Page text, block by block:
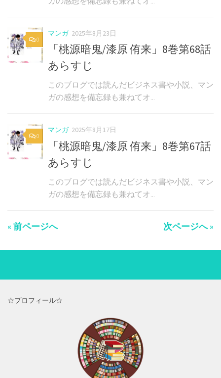
0
マンガ 2025年8月23日
「桃源暗鬼/漆原 侑来」8巻第68話
あらすじ
このブログでは読んだビジネス書や小説、マン
ガの感想を備忘録も兼ねてオ...
0
マンガ 2025年8月17日
「桃源暗鬼/漆原 侑来」8巻第67話
あらすじ
このブログでは読んだビジネス書や小説、マン
ガの感想を備忘録も兼ねてオ...
« 前ページへ 次ページへ »
☆プロフィール☆